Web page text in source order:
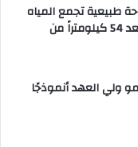
طبيعية تجمع المياه
والحياة الفطرية على بُعد 54 كيلومتراً من
ولي العهد أنموذجًا